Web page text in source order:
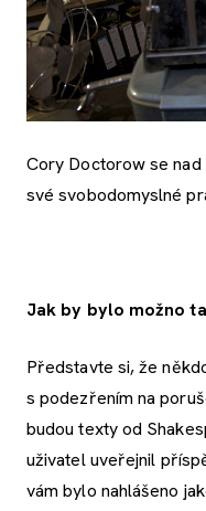
Cory Doctorow se
své svobodomyslné
Jak by bylo možno
Představte si, že
s podezřením na
budou texty od
uživatel uveřejnil
vám bylo nahlášeno